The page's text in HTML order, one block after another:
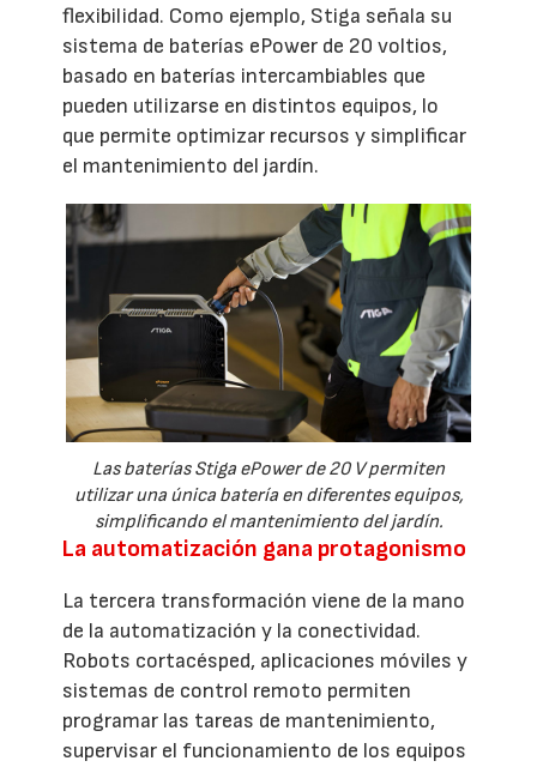
flexibilidad. Como ejemplo, Stiga señala su
sistema de baterías ePower de 20 voltios,
basado en baterías intercambiables que
pueden utilizarse en distintos equipos, lo
que permite optimizar recursos y simplificar
el mantenimiento del jardín.
Las baterías Stiga ePower de 20 V permiten
utilizar una única batería en diferentes equipos,
simplificando el mantenimiento del jardín.
La automatización gana protagonismo
La tercera transformación viene de la mano
de la automatización y la conectividad.
Robots cortacésped, aplicaciones móviles y
sistemas de control remoto permiten
programar las tareas de mantenimiento,
supervisar el funcionamiento de los equipos